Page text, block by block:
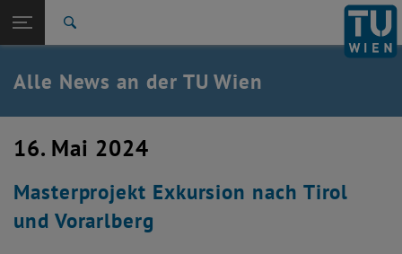
TU Login
Quicklinks
Quicklinks-Menü umschalten
Studium
Karriere
Zurück: Subseiten von TU Wien Startseite auflisten
Zurück zur letzten Ebene:
TU Wien Startseite
Übersicht
Alle News an der TU Wien
16. Mai 2024
Masterprojekt Exkursion nach Tirol
und Vorarlberg